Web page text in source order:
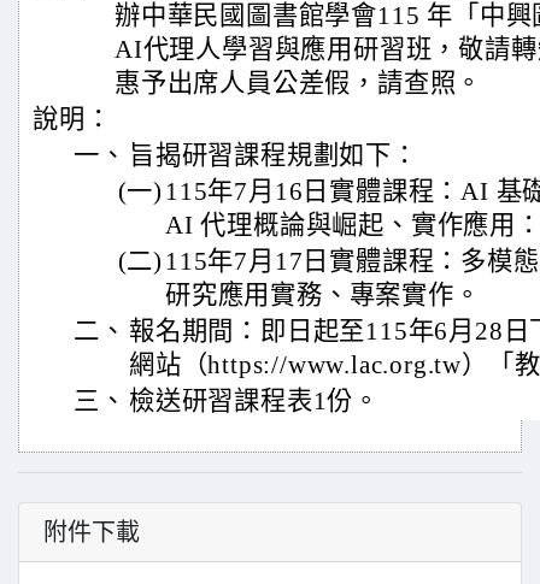
辦中華民國圖書館學會115 年「中
AI代理人學習與應用研習班，敬請
惠予出席人員公差假，請查照。
說明：
一、 旨揭研習課程規劃如下：
(一) 115年7月16日實體課程：AI 基
AI 代理概論與崛起、實作應用
(二) 115年7月17日實體課程：多模
研究應用實務、專案實作。
二、 報名期間：即日起至115年6月28
網站（https://www.lac.org.tw）「
三、 檢送研習課程表1份。
附件下載